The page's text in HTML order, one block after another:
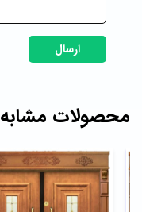
ارسال
محصولات مشابه